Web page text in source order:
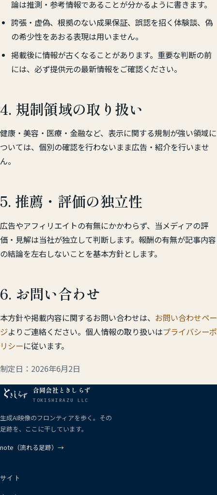
論は推測・参考情報であることが分かるように書きます。
誇張・虚偽、根拠のない成果保証、誤認を招く体験談、偽
の希少性をあおる表現は用いません。
掲載後に情報が古くなることがあります。重要な判断の前
には、必ず提供元の最新情報をご確認ください。
4. 規制領域の取り扱い
健康・美容・医療・金融など、表示に関する規制が強い領域に
ついては、個別の確認を行わないまま広告・紹介を行いませ
ん。
5. 推薦・評価の独立性
広告やアフィリエイトの有無にかかわらず、当メディアの評
価・見解は当社が独立して判断します。報酬の有無が記事内容
の結論を左右しないことを基本方針とします。
6. お問い合わせ
本方針や掲載内容に関するお問い合わせは、 お問い合わせペー
ジよりご連絡ください。個人情報の取り扱いはプライバシーポ
リシーに従います。
制定日：2026年6月2日
合同会社ときしらず
TOKISHIRAZU LLC
生成AI映像のフロンティアを歩く。その
足跡を、ここに干しています。
note（流れる足跡）→
サイト